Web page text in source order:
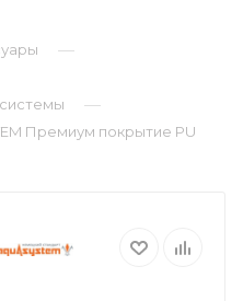
—
—
Премиум покрытие PU